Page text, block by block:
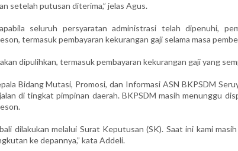
setelah putusan diterima,” jelas Agus.
seluruh persyaratan administrasi telah dipenuhi,
termasuk pembayaran kekurangan gaji selama masa
dipulihkan, termasuk pembayaran kekurangan gaji yang
Bidang Mutasi, Promosi, dan Informasi ASN BKPSDM
di tingkat pimpinan daerah. BKPSDM masih menunggu
dilakukan melalui Surat Keputusan (SK). Saat ini kami
ke depannya,” kata Addeli.